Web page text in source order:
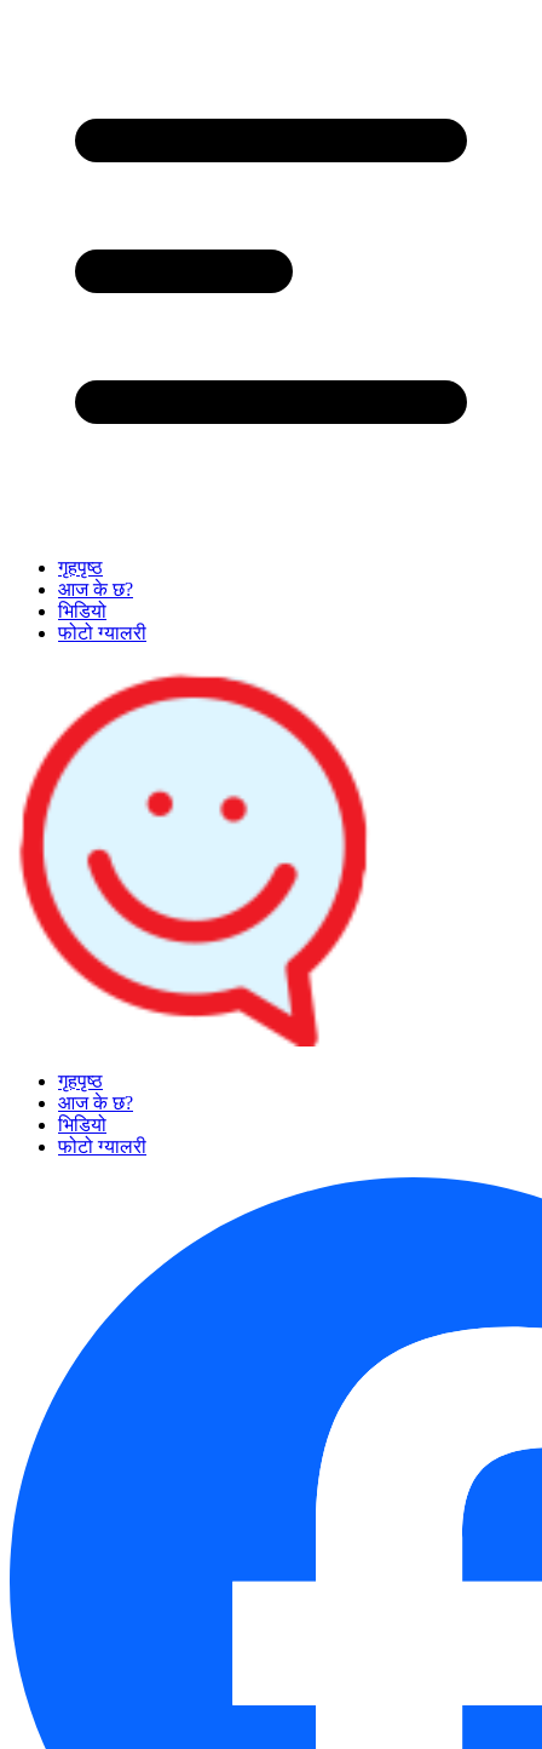
गृहपृष्ठ
आज के छ?
भिडियो
फोटो ग्यालरी
गृहपृष्ठ
आज के छ?
भिडियो
फोटो ग्यालरी